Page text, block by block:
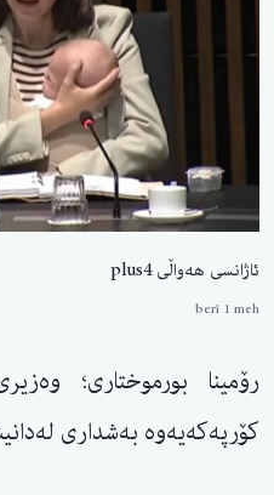
ئاژانسی هەواڵی plus4
berî 1 meh
رۆمینا بورموختاری؛
كۆرپەكەیەوە بەشداری